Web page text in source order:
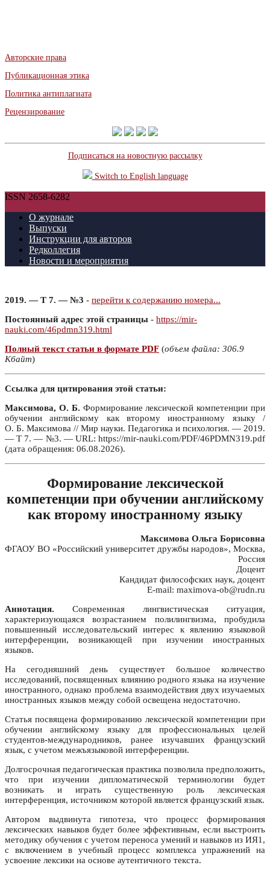
Авторские права
Публикационная этика
Политика антиплагиата
Рецензирование
Подписаться на новостную рассылку
Switch to English language
ISSN 2658-6282
О журнале
Выпуски
Инструкции для авторов
Редколлегия
Новости и мероприятия
2019. — Т 7. — №3 - перейти к содержанию номера...
Постоянный адрес этой страницы - https://mir-
nauki.com/46pdmn319.html
Полный текст статьи в формате PDF (объем файла: 306.9
Кбайт)
Ссылка для цитирования этой статьи:
Максимова, О. Б. Формирование лексической компетенции при
обучении английскому как второму иностранному языку /
О. Б. Максимова // Мир науки. Педагогика и психология. — 2019.
— Т 7. — №3. — URL: https://mir-nauki.com/PDF/46PDMN319.pdf
(дата обращения: 06.08.2026).
Формирование лексической
компетенции при обучении английскому
как второму иностранному языку
Максимова Ольга Борисовна
ФГАОУ ВО «Российский университет дружбы народов», Москва,
Россия
Доцент
Кандидат философских наук, доцент
E-mail: maximova-ob@rudn.ru
Аннотация. Современная лингвистическая ситуация,
характеризующаяся возрастанием полилингвизма, пробудила
повышенный исследовательский интерес к явлению языковой
интерференции, возникающей при изучении иностранных
языков.
На сегодняшний день существует большое количество
исследований, посвященных влиянию родного языка на изучение
иностранного, однако проблема взаимодействия двух изучаемых
иностранных языков между собой освещена недостаточно.
Статья посвящена формированию лексической компетенции при
обучении английскому языку для профессиональных целей
студентов-международников, ранее изучавших французский
язык, с учетом межъязыковой интерференции.
Долгосрочная педагогическая практика позволила предположить,
что при изучении дипломатической терминологии будет
возникать и играть существенную роль лексическая
интерференция, источником которой является французский язык.
Автором выдвинута гипотеза, что процесс формирования
лексических навыков будет более эффективным, если выстроить
методику обучения с учетом переноса умений и навыков из ИЯ1,
с включением в учебный процесс комплекса упражнений на
усвоение лексики на основе аутентичного текста.